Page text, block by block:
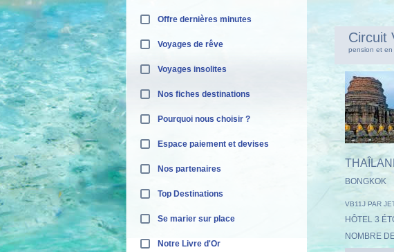
Offre dernières minutes
Voyages de rêve
Voyages insolites
Nos fiches destinations
Pourquoi nous choisir ?
Espace paiement et devises
Nos partenaires
Top Destinations
Se marier sur place
Notre Livre d'Or
Circuit
pension et en
BONGKOK
VB11J PAR
HÔTEL 3
NOMBRE